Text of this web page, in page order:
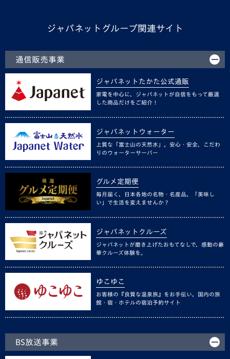
ジャパネットグループ関連サイト
通信販売事業
ジャパネットたかた公式通販
家電を中心に、ジャパネットが自信をもって厳選
した商品だけをご紹介！
ジャパネットウォーター
上質な「富士山の天然水」。安心・安全、こだわ
りのウォーターサーバー
グルメ定期便
毎月届く、日本各地の名物・名産品。「美味し
い」で生活を変えませんか？
ジャパネットクルーズ
ジャパネットが磨き上げたおもてなしで、感動の豪
華クルーズ体験を。
ゆこゆこ
お客様の『良質な温泉旅』をお手伝い。国内の旅
館・宿・ホテルの宿泊予約サイト
BS放送事業